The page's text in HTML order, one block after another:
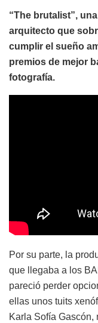
“The brutalist”,
arquitecto que
cumplir el sueño
premios de mejor
fotografía.
Por su parte, la
que llegaba a los
pareció perder
ellas unos tuits
Karla Sofía Gascón,